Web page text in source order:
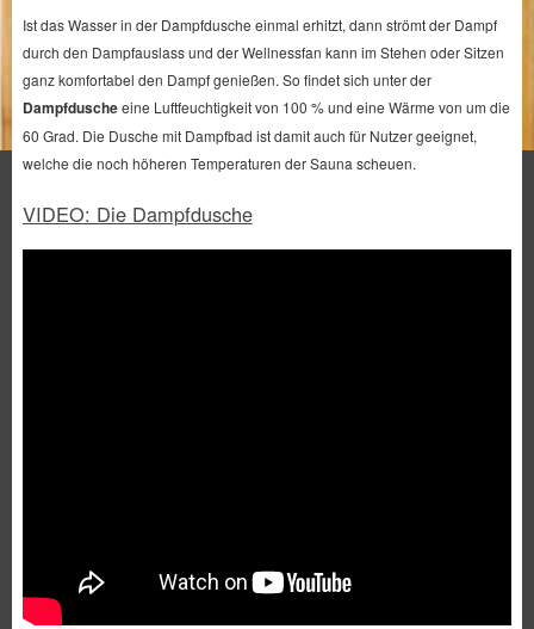
Ist das Wasser in der Dampfdusche einmal erhitzt, dann strömt der Dampf
durch den Dampfauslass und der Wellnessfan kann im Stehen oder Sitzen
ganz komfortabel den Dampf genießen. So findet sich unter der
Dampfduscheeine Luftfeuchtigkeit von 100 % und eine Wärme von um die
60 Grad. Die Dusche mit Dampfbad ist damit auch für Nutzer geeignet,
welche die noch höheren Temperaturen der Sauna scheuen.
VIDEO: Die Dampfdusche